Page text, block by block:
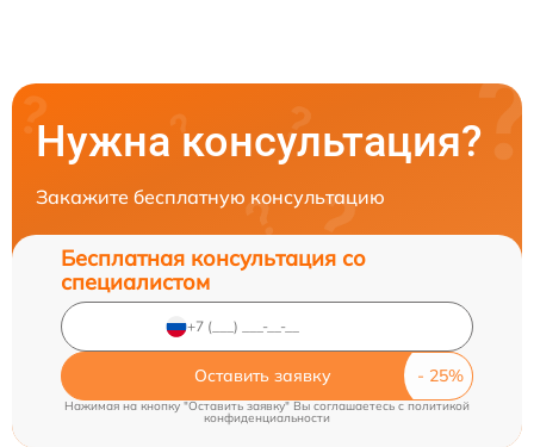
Нужна консультация?
Закажите бесплатную консультацию
Бесплатная консультация со
специалистом
Оставить заявку
Нажимая на кнопку "Оставить заявку" Вы соглашаетесь cполитикой
конфиденциальности